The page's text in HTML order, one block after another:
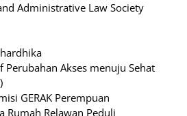
Administrative Law Society
Perubahan Akses menuju Sehat
GERAK Perempuan
Rumah Relawan Peduli